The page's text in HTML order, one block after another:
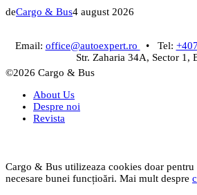
deCargo & Bus4 august 2026
Email: office@autoexpert.ro • Tel:
Str. Zaharia 34A, Sector 1,
©2026 Cargo & Bus
About Us
Despre noi
Revista
Cargo & Bus utilizeaza cookies doar pentru
necesare bunei funcțioări. Mai mult despre